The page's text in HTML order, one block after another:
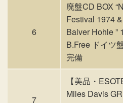
6
廃盤CD BOX
Festival 1974
Balver Hohle ”
B.Free ドイツ
完備
7
【美品・
Miles Davis